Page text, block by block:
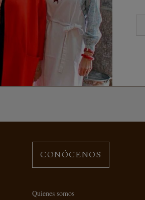
CONÓCENOS
Quienes somos